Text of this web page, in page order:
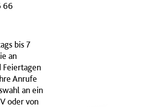
66
bis 7
an
Feiertagen
Anrufe
an ein
oder von